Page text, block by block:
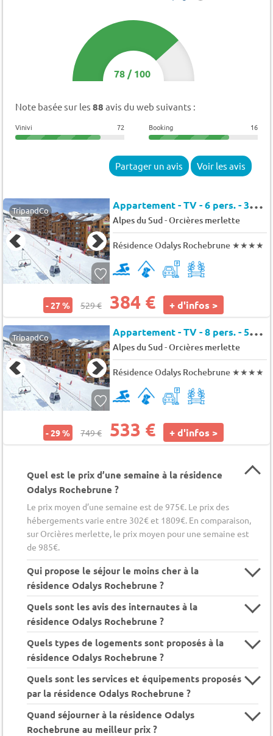
78/100
Note basée sur les 88 avis du web suivants :
Vinivi 72 Booking 16
Partager un avis Voir les avis
TripandCo A
ppartement - TV - 6 pers. - 38m2 - Animaux admis
Alpes du Sud-Orcières merlette
Résidence Odalys Rochebrune ★★★★
- 27 % 529 € 384 € + d'infos >
TripandCo A
ppartement - TV - 8 pers. - 55m2 - Animaux admis
Alpes du Sud-Orcières merlette
Résidence Odalys Rochebrune ★★★★
- 29 % 749 € 533 € + d'infos >
Quel est le prix d’une semaine à la résidence
Odalys Rochebrune ?
Le prix moyen d’une semaine est de 975€. Le prix des
hébergements varie entre 302€ et 1809€. En comparaison,
sur Orcières merlette, le prix moyen pour une semaine est
de 985€.
Qui propose le séjour le moins cher à la
résidence Odalys Rochebrune ?
Quels sont les avis des internautes à la
résidence Odalys Rochebrune ?
Quels types de logements sont proposés à la
résidence Odalys Rochebrune ?
Quels sont les services et équipements proposés
par la résidence Odalys Rochebrune ?
Quand séjourner à la résidence Odalys
Rochebrune au meilleur prix ?